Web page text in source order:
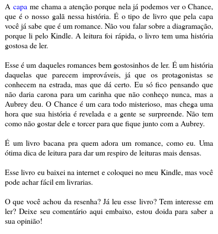
A capa me chama a atenção porque nela já podemos ver o Chance,
que é o nosso galã nessa história. É o tipo de livro que pela capa
você já sabe que é um romance. Não vou falar sobre a diagramação,
porque li pelo Kindle. A leitura foi rápida, o livro tem uma história
gostosa de ler.
Esse é um daqueles romances bem gostosinhos de ler. É um história
daquelas que parecem improváveis, já que os protagonistas se
conhecem na estrada, mas que dá certo. Eu só fico pensando que
não daria carona para um carinha que não conheço nunca, mas a
Aubrey deu. O Chance é um cara todo misterioso, mas chega uma
hora que sua história é revelada e a gente se surpreende. Não tem
como não gostar dele e torcer para que fique junto com a Aubrey.
É um livro bacana pra quem adora um romance, como eu. Uma
ótima dica de leitura para dar um respiro de leituras mais densas.
Esse livro eu baixei na internet e coloquei no meu Kindle, mas você
pode achar fácil em livrarias.
O que você achou da resenha? Já leu esse livro? Tem interesse em
ler? Deixe seu comentário aqui embaixo, estou doida para saber a
sua opinião!